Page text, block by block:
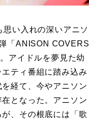
い入れの深いアニソ
「ANISON COVERS
アイドルを夢見た幼
ティ番組に踏み込み
経て、今やアニソン
となった。アニソン
、その根底には「歌